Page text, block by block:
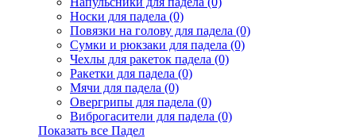
Носки для падела (0)
Повязки на голову для падела (0)
Сумки и рюкзаки для падела (0)
Чехлы для ракеток падела (0)
Ракетки для падела (0)
Мячи для падела (0)
Овергрипы для падела (0)
Виброгасители для падела (0)
Показать все Падел